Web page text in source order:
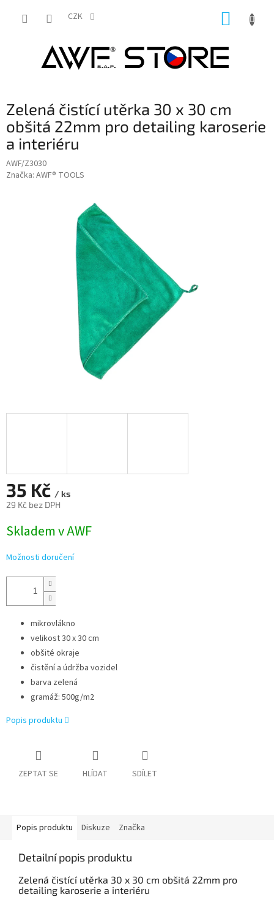
CZK
Zelená čistící utěrka 30 x 30 cm
obšitá 22mm pro detailing karoserie
a interiéru
AWF/Z3030
Značka: AWF® TOOLS
35 Kč / ks
29 Kč bez DPH
cena:
Skladem v AWF
Možnosti doručení
mikrovlákno
velikost 30 x 30 cm
obšité okraje
čistění a údržba vozidel
barva zelená
gramáž: 500g/m2
Popis produktu
ZEPTAT SE HLÍDAT SDÍLET
Popis produktu Diskuze Značka
Detailní popis produktu
Zelená čistící utěrka 30 x 30 cm obšitá 22mm pro
detailing karoserie a interiéru